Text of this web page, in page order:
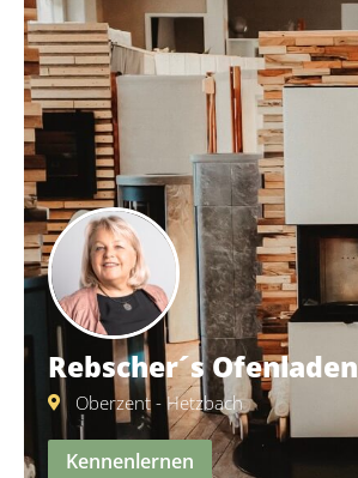
Rebscher´s Ofenladen
Oberzent - Hetzbach
Kennenlernen